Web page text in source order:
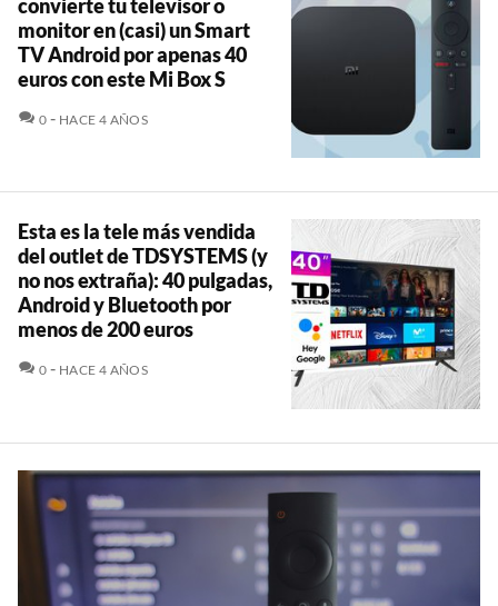
convierte tu televisor o
monitor en (casi) un Smart
TV Android por apenas 40
euros con este Mi Box S
0 COMENTARIOS
HACE 4 AÑOS
Esta es la tele más vendida
del outlet de TDSYSTEMS (y
no nos extraña): 40 pulgadas,
Android y Bluetooth por
menos de 200 euros
0 COMENTARIOS
HACE 4 AÑOS